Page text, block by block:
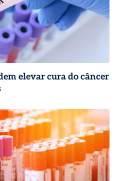
elevar cura do câncer